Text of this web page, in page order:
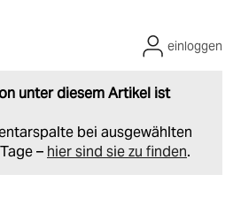
unter diesem Artikel ist
bei ausgewählten
– hier sind sie zu finden.
einloggen